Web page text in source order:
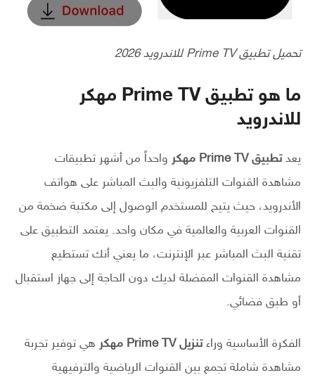
تحميل تطبيق Prime TV للاندرويد 2026
ما هو تطبيق Prime TV مهكر
للاندرويد
يعدتطبيق Prime TV مهكر
واحداً من أشهر تطبيقات
مشاهدة القنوات التلفزيونية والبث المباشر على هواتف
الأندرويد، حيث يتيح للمستخدم الوصول إلى مكتبة ضخمة من
القنوات العربية والعالمية في مكان واحد. يعتمد التطبيق على
تقنية البث المباشر عبر الإنترنت، ما يعني أنك تستطيع
مشاهدة القنوات المفضلة لديك دون الحاجة إلى جهاز استقبال
أو طبق فضائي.
الفكرة الأساسية وراءتنزيل Prime TV مهكر
هي توفير تجربة
مشاهدة شاملة تجمع بين القنوات الرياضية والترفيهية